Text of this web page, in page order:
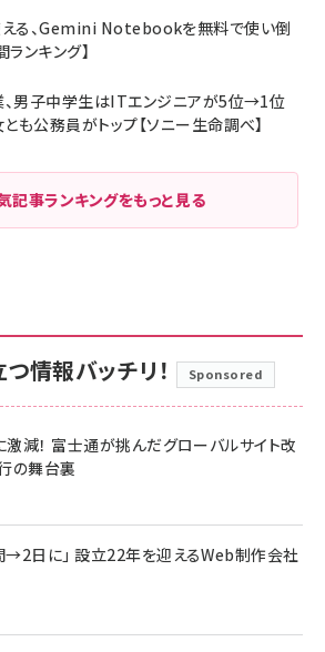
える、Gemini Notebookを無料で使い倒
ンキング】
、男子中学生はITエンジニアが5位→1位
も公務員がトップ【ソニー生命調べ】
記事ランキングをもっと見る
情報バッチリ！ Sponsored
減！ 富士通が挑んだグローバルサイト改
の舞台裏
→2日に」 設立22年を迎えるWeb制作会社